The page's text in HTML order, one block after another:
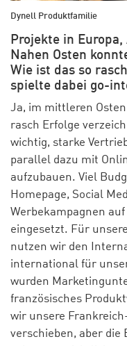
Dynell Produktfamilie
Projekte in
Nahen Osten
Wie ist das so
spielte dabei go-
Ja, im mittleren
rasch Erfolge
wichtig, starke
parallel dazu mit
aufzubauen. Viel
Homepage, Social
Werbekampagnen
eingesetzt. Für
nutzen wir den
international für
wurden
französisches
wir unsere
verschieben, aber die